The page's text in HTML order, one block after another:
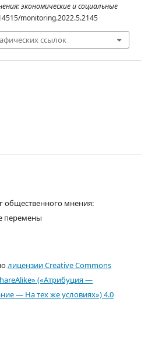
экономические и социальные
monitoring.2022.5.2145
ссылок
общественного мнения:
перемены
лицензии Creative Commons
(«Атрибуция —
— На тех же условиях») 4.0